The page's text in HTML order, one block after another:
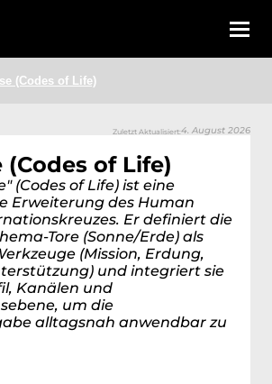
(Codes of Life)
Zuletzt Aktualisiert:4. August 2026
(Codes of Life)
(Codes of Life) ist eine
Erweiterung des Human
Er definiert die
Tore (Sonne/Erde) als
(Mission, Erdung,
und integriert sie
Kanälen und
um die
alltagsnah anwendbar zu